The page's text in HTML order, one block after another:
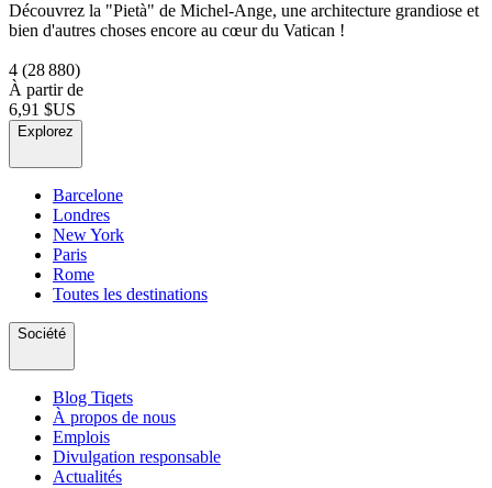
Découvrez la "Pietà" de Michel-Ange, une architecture grandiose et
bien d'autres choses encore au cœur du Vatican !
4 (28 880)
À partir de
6,91 $US
Explorez
Barcelone
Londres
New York
Paris
Rome
Toutes les destinations
Société
Blog Tiqets
À propos de nous
Emplois
Divulgation responsable
Actualités